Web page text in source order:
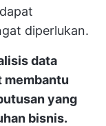
diperlukan.
data
membantu
yang
bisnis.